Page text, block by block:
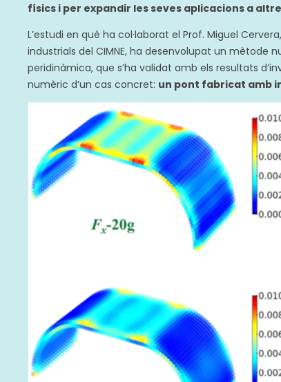
físics i per expandir les seves aplicacions a
L’estudi en què ha col·laborat el Prof. Miguel
industrials del CIMNE, ha desenvolupat un mètode
peridinàmica, que s’ha validat amb els resultats
numèric d’un cas concret: un pont fabricat amb